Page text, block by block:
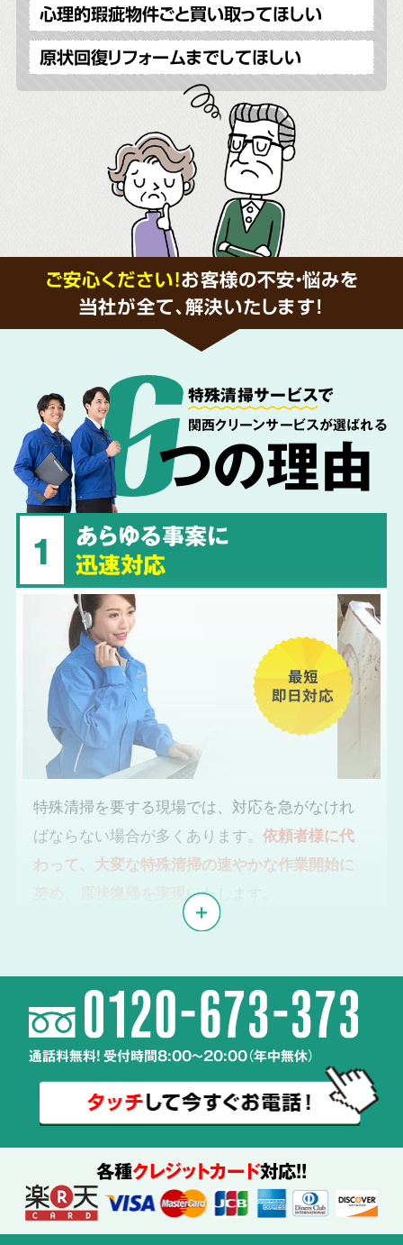
心理的瑕疵物件ごと買い取ってほしい
原状回復リフォームまでしてほしい
ご安心ください！お客様の不安・悩みを
当社が全て、解決いたします!
特殊清掃サービスで
関西クリーンサービスが選ばれる
つの理由
1
あらゆる事案に
迅速対応
最短
即日対応
特殊清掃を要する現場では、対応を急がなけれ
ばならない場合が多くあります。依頼者様に代
わって、大変な特殊清掃の速やかな作業開始に
いたします。
2
体液や汚物、雑菌の
除去・除菌・洗浄
使用する
薬剤も
通話料無料! 受付時間8:00～20:00（年中無休）
各種クレジットカード対応!!